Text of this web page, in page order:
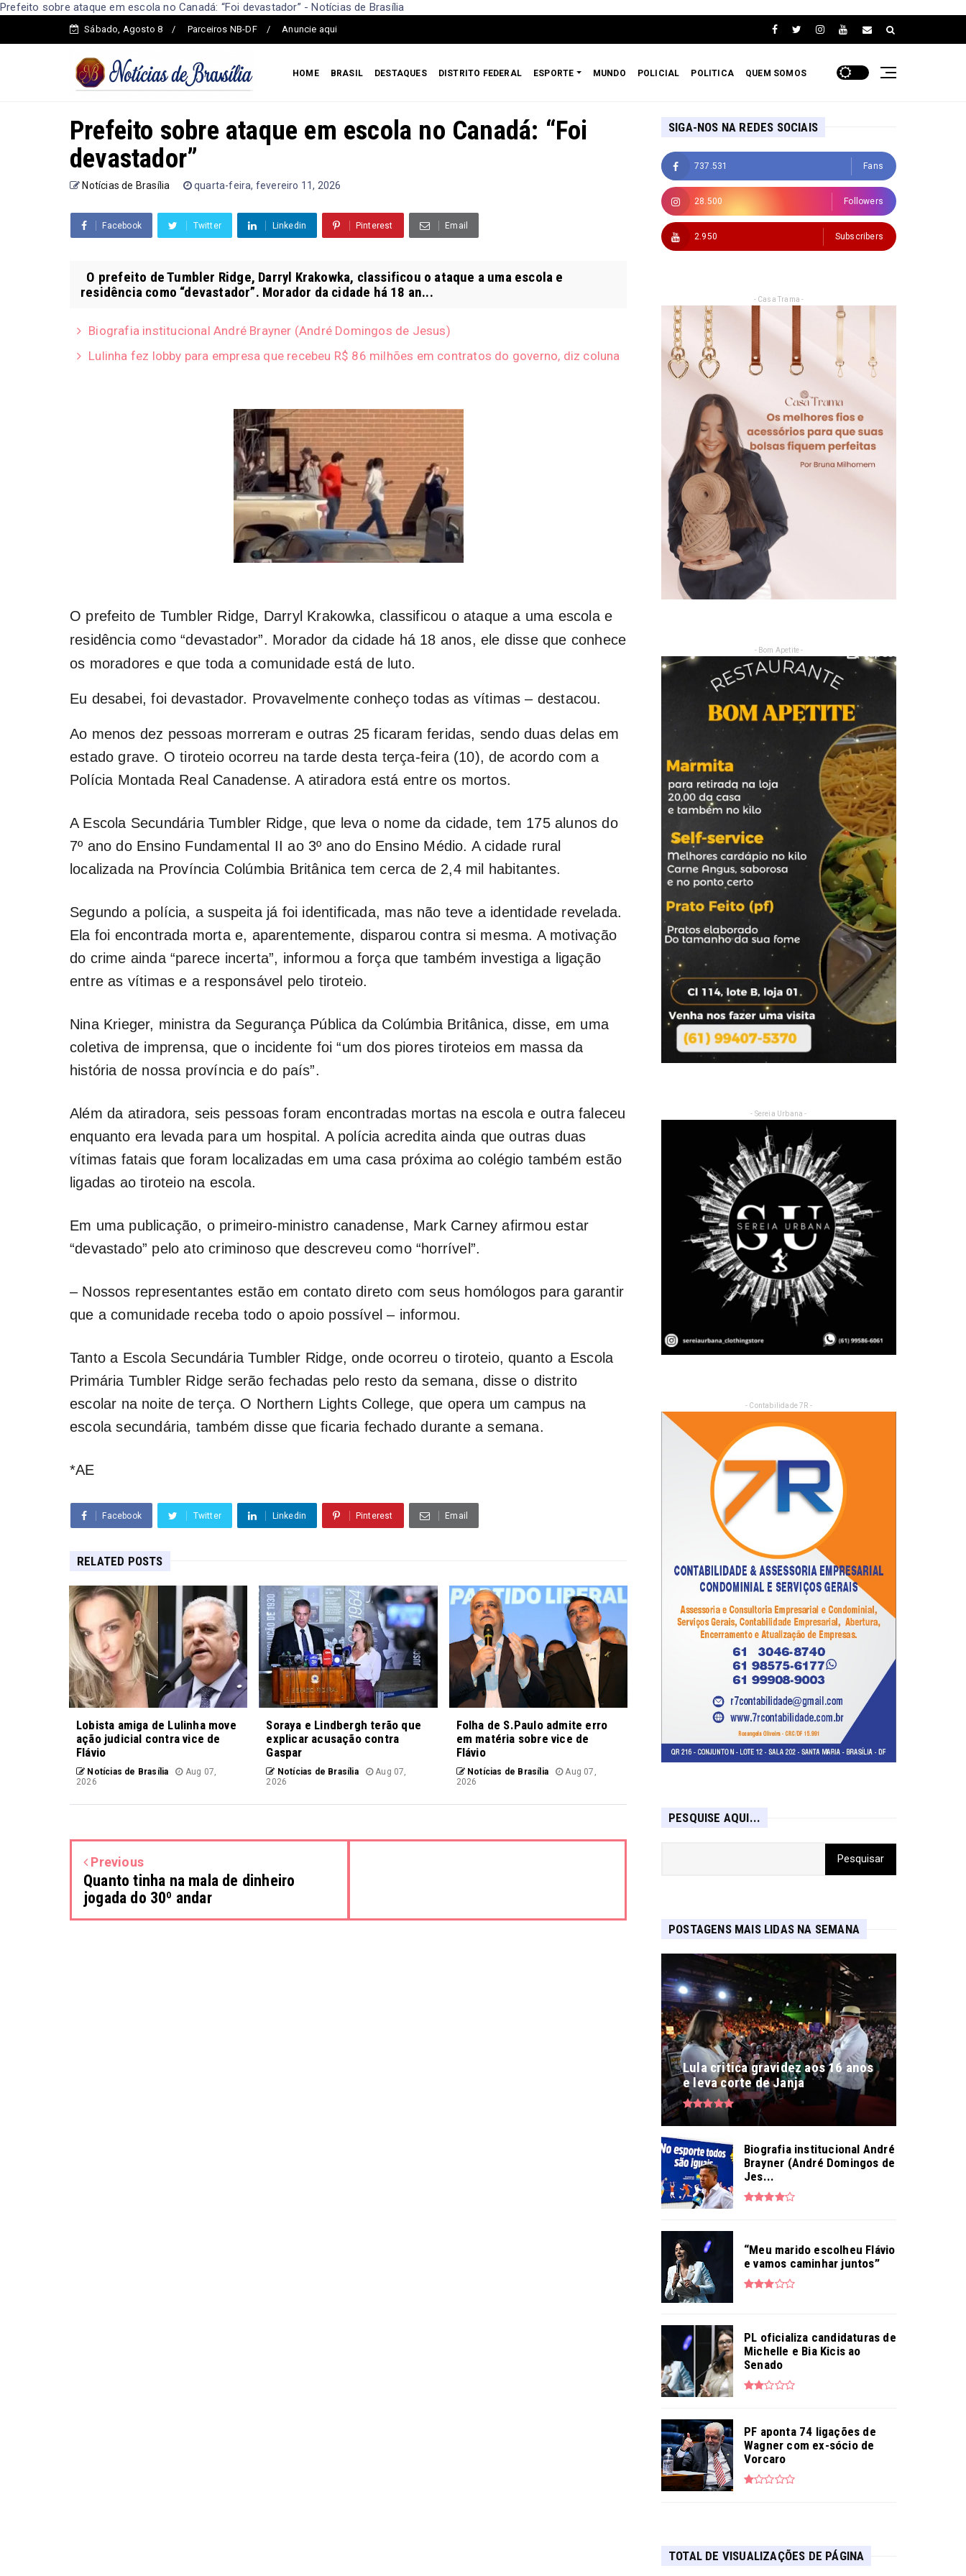
Prefeito sobre ataque em escola no Canadá: “Foi devastador” - Notícias de Brasília
Sábado, Agosto 8 Parceiros NB-DF Anuncie aqui
HOME BRASIL DESTAQUES DISTRITO FEDERAL ESPORTE MUNDO POLICIAL POLITICA QUEM SOMOS
Prefeito sobre ataque em escola no Canadá: “Foi
devastador”
Notícias de Brasília quarta-feira, fevereiro 11, 2026
Facebook Twitter Linkedin Pinterest Email
O prefeito de Tumbler Ridge, Darryl Krakowka, classificou o ataque a uma escola e
residência como “devastador”. Morador da cidade há 18 an...
Biografia institucional André Brayner (André Domingos de Jesus)
Lulinha fez lobby para empresa que recebeu R$ 86 milhões em contratos do governo, diz coluna
O prefeito de Tumbler Ridge, Darryl Krakowka, classificou o ataque a uma escola e
residência como “devastador”. Morador da cidade há 18 anos, ele disse que conhece
os moradores e que toda a comunidade está de luto.
Eu desabei, foi devastador. Provavelmente conheço todas as vítimas – destacou.
Ao menos dez pessoas morreram e outras 25 ficaram feridas, sendo duas delas em
estado grave. O tiroteio ocorreu na tarde desta terça-feira (10), de acordo com a
Polícia Montada Real Canadense. A atiradora está entre os mortos.
A Escola Secundária Tumbler Ridge, que leva o nome da cidade, tem 175 alunos do
7º ano do Ensino Fundamental II ao 3º ano do Ensino Médio. A cidade rural
localizada na Província Colúmbia Britânica tem cerca de 2,4 mil habitantes.
Segundo a polícia, a suspeita já foi identificada, mas não teve a identidade revelada.
Ela foi encontrada morta e, aparentemente, disparou contra si mesma. A motivação
do crime ainda “parece incerta”, informou a força que também investiga a ligação
entre as vítimas e a responsável pelo tiroteio.
Nina Krieger, ministra da Segurança Pública da Colúmbia Britânica, disse, em uma
coletiva de imprensa, que o incidente foi “um dos piores tiroteios em massa da
história de nossa província e do país”.
Além da atiradora, seis pessoas foram encontradas mortas na escola e outra faleceu
enquanto era levada para um hospital. A polícia acredita ainda que outras duas
vítimas fatais que foram localizadas em uma casa próxima ao colégio também estão
ligadas ao tiroteio na escola.
Em uma publicação, o primeiro-ministro canadense, Mark Carney afirmou estar
“devastado” pelo ato criminoso que descreveu como “horrível”.
– Nossos representantes estão em contato direto com seus homólogos para garantir
que a comunidade receba todo o apoio possível – informou.
Tanto a Escola Secundária Tumbler Ridge, onde ocorreu o tiroteio, quanto a Escola
Primária Tumbler Ridge serão fechadas pelo resto da semana, disse o distrito
escolar na noite de terça. O Northern Lights College, que opera um campus na
escola secundária, também disse que ficaria fechado durante a semana.
*AE
Facebook Twitter Linkedin Pinterest Email
RELATED POSTS
Lobista amiga de Lulinha move
ação judicial contra vice de
Flávio
Notícias de Brasília
Aug 07,
2026
Soraya e Lindbergh terão que
explicar acusação contra
Gaspar
Notícias de Brasília
Aug 07,
2026
Folha de S.Paulo admite erro
em matéria sobre vice de
Flávio
Notícias de Brasília
Aug 07,
2026
Previous
Quanto tinha na mala de dinheiro
jogada do 30º andar
SIGA-NOS NA REDES SOCIAIS
737.531 Fans
28.500 Followers
2.950 Subscribers
- Casa Trama -
- Bom Apetite -
- Sereia Urbana -
- Contabilidade 7R -
PESQUISE AQUI...
POSTAGENS MAIS LIDAS NA SEMANA
Lula critica gravidez aos 16 anos
e leva corte de Janja
Biografia institucional André
Brayner (André Domingos de
Jes...
“Meu marido escolheu Flávio
e vamos caminhar juntos”
PL oficializa candidaturas de
Michelle e Bia Kicis ao
Senado
PF aponta 74 ligações de
Wagner com ex-sócio de
Vorcaro
TOTAL DE VISUALIZAÇÕES DE PÁGINA